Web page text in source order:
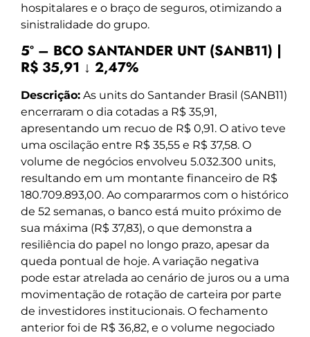
hospitalares e o braço de seguros, otimizando a
sinistralidade do grupo.
5º – BCO SANTANDER UNT (SANB11) |
R$ 35,91 ↓ 2,47%
Descrição: As units do Santander Brasil (SANB11)
encerraram o dia cotadas a R$ 35,91,
apresentando um recuo de R$ 0,91. O ativo teve
uma oscilação entre R$ 35,55 e R$ 37,58. O
volume de negócios envolveu 5.032.300 units,
resultando em um montante financeiro de R$
180.709.893,00. Ao compararmos com o histórico
de 52 semanas, o banco está muito próximo de
sua máxima (R$ 37,83), o que demonstra a
resiliência do papel no longo prazo, apesar da
queda pontual de hoje. A variação negativa
pode estar atrelada ao cenário de juros ou a uma
movimentação de rotação de carteira por parte
de investidores institucionais. O fechamento
anterior foi de R$ 36,82, e o volume negociado